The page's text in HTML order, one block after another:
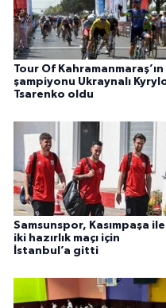
Tour Of Kahramanmaraş’ın
şampiyonu Ukraynalı
Tsarenko oldu
Samsunspor, Kasımpaşa ile
iki hazırlık maçı için
İstanbul’a gitti